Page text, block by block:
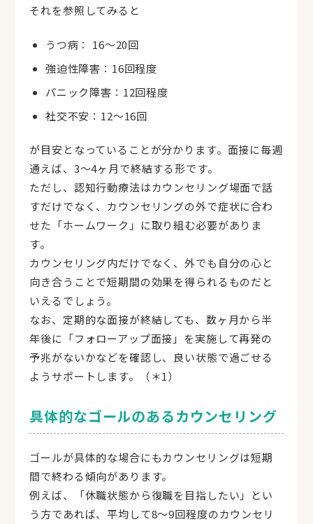
それを参照してみると
うつ病： 16～20回
強迫性障害：16回程度
パニック障害：12回程度
社交不安：12～16回
が目安となっていることが分かります。面接に毎週
通えば、3～4ヶ月で終結する形です。
ただし、認知行動療法はカウンセリング場面で話
すだけでなく、カウンセリングの外で症状に合わ
せた「ホームワーク」に取り組む必要がありま
す。
カウンセリング内だけでなく、外でも自分の心と
向き合うことで短期間の効果を得られるものだと
いえるでしょう。
なお、定期的な面接が終結しても、数ヶ月から半
年後に「フォローアップ面接」を実施して再発の
予兆がないかなどを確認し、良い状態で過ごせる
ようサポートします。（＊1）
具体的なゴールのあるカウンセリング
ゴールが具体的な場合にもカウンセリングは短期
間で終わる傾向があります。
例えば、「休職状態から復職を目指したい」とい
う方であれば、平均して8～9回程度のカウンセリ